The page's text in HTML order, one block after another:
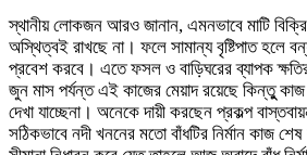
স্থানীয় লোকজন আরও জানান, এমনভাবে মাটি
অস্থিত্বই রাখছে না। ফলে সামান্য বৃষ্টিপাত হলে
প্রবেশ করবে। এতে ফসল ও বাড়িঘরের ব্যাপক
জুন মাস পর্যন্ত এই কাজের মেয়াদ রয়েছে কিন্তুু
দেখা যাচ্ছেনা। অনেকে দায়ী করছেন প্রকল্প
সঠিকভাবে নদী খননের মতো বাঁধটির নির্মান কাজ